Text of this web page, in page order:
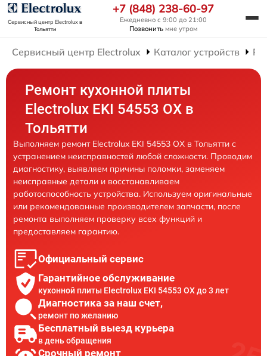
Сервисный центр Electroluxв
Тольятти
+7 (848) 238-60-97
Ежедневно с 9:00 до 21:00
Позвонить мне утром
Сервисный центр Electrolux Каталог устройств
Ремонт кухонной плиты
Electrolux EKI 54553 OX в
Тольятти
Выполняем ремонт Electrolux EKI 54553 OX в Тольятти с
устранением неисправностей любой сложности. Проводим
диагностику, выявляем причины поломки, заменяем
неисправные детали и восстанавливаем
работоспособность устройства. Используем оригинальные
или рекомендованные производителем запчасти, после
ремонта выполняем проверку всех функций и
предоставляем гарантию.
Официальный сервис
Гарантийное обслуживание
кухонной плиты Electrolux EKI 54553 OX до 3 лет
Диагностика за наш счет,
ремонт по желанию
Бесплатный выезд курьера
в день обращения
Срочный ремонт